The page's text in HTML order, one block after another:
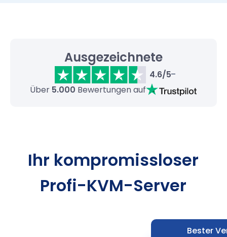
Ausgezeichnete
4.6/5
Über 5.000 Bewertungen auf
Ihr kompromissloser
Profi-KVM-Server
Bester